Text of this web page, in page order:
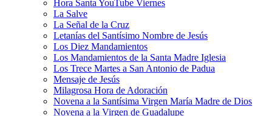
Hora Santa YouTube Viernes
La Salve
La Señal de la Cruz
Letanías del Santísimo Nombre de Jesús
Los Diez Mandamientos
Los Mandamientos de la Santa Madre Iglesia
Los Trece Martes a San Antonio de Padua
Mensaje de Jesús
Milagrosa Hora de Adoración
Novena a la Santísima Virgen María Madre de Dios
Novena a la Virgen de Guadalupe